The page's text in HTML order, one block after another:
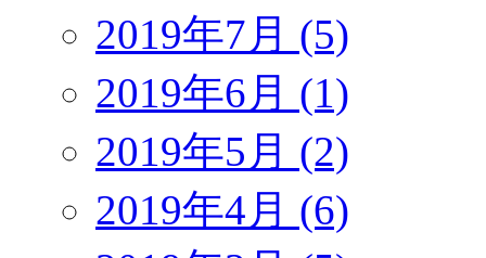
2019年7月 (5)
2019年6月 (1)
2019年5月 (2)
2019年4月 (6)